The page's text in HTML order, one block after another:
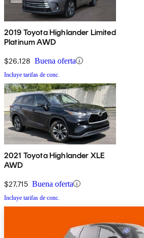
2019 Toyota Highlander Limited
Platinum AWD
$26,128 Buena oferta
Incluye tarifas de conc.
2021 Toyota Highlander XLE
AWD
$27,715 Buena oferta
Incluye tarifas de conc.